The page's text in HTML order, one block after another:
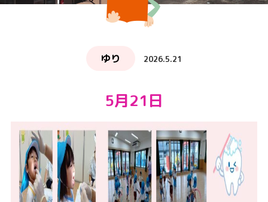
ゆり 2026.5.21
5月21日